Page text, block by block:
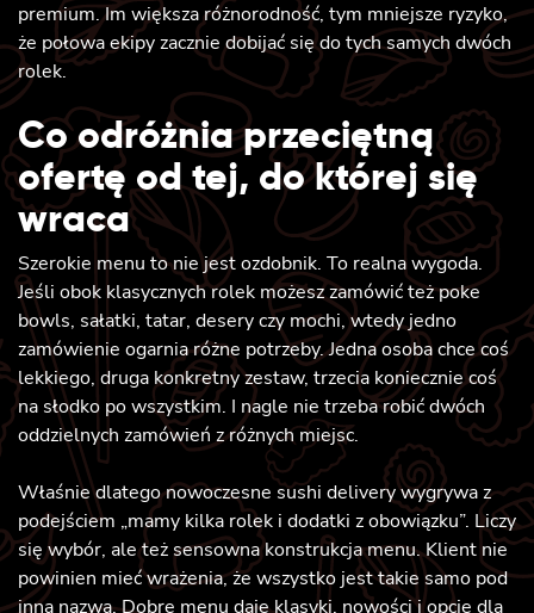
premium. Im większa różnorodność, tym mniejsze ryzyko,
że połowa ekipy zacznie dobijać się do tych samych dwóch
rolek.
Co odróżnia przeciętną
ofertę od tej, do której się
wraca
Szerokie menu to nie jest ozdobnik. To realna wygoda.
Jeśli obok klasycznych rolek możesz zamówić też poke
bowls, sałatki, tatar, desery czy mochi, wtedy jedno
zamówienie ogarnia różne potrzeby. Jedna osoba chce coś
lekkiego, druga konkretny zestaw, trzecia koniecznie coś
na słodko po wszystkim. I nagle nie trzeba robić dwóch
oddzielnych zamówień z różnych miejsc.
Właśnie dlatego nowoczesne sushi delivery wygrywa z
podejściem „mamy kilka rolek i dodatki z obowiązku”. Liczy
się wybór, ale też sensowna konstrukcja menu. Klient nie
powinien mieć wrażenia, że wszystko jest takie samo pod
inną nazwą. Dobre menu daje klasyki, nowości i opcje dla